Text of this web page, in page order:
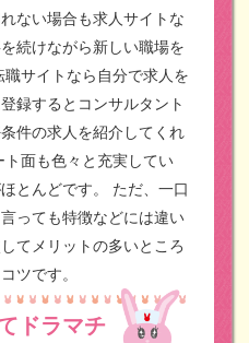
ない場合も求人サイトな
続けながら新しい職場を
職サイトなら自分で求人を
録するとコンサルタント
件の求人を紹介してくれ
ト面も色々と充実してい
とんどです。
ただ、一口
っても特徴などには違い
てメリットの多いところ
ツです。
ドラマチ